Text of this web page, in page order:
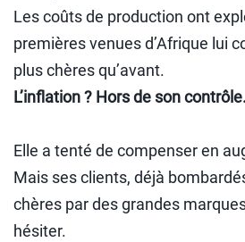
Les coûts de production ont
premières venues d’Afrique lui
plus chères qu’avant.
L’inflation ? Hors de son contrôle.
Elle a tenté de compenser en
Mais ses clients, déjà
chères par des grandes
hésiter.